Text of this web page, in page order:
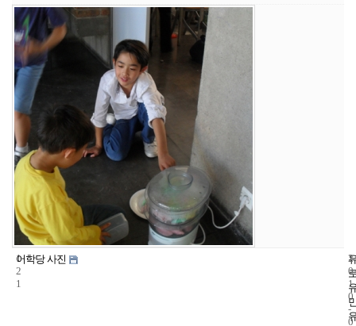
1
2
1
어학당 사진 1
2
0
1
0
-
0